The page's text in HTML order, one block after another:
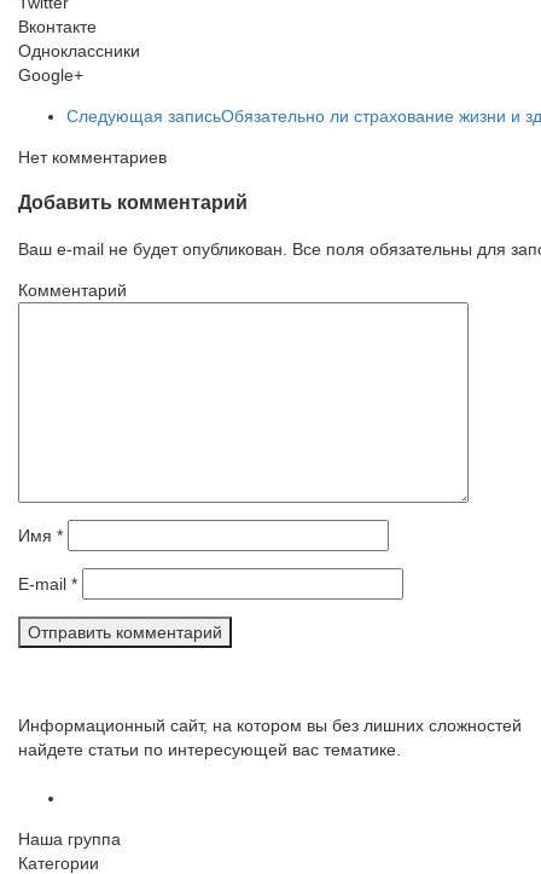
Вконтакте
Одноклассники
Google+
Следующая записьОбязательно ли страхование жизни и
Нет комментариев
Добавить комментарий
Ваш e-mail не будет опубликован. Все поля обязательны для
Комментарий
Имя *
E-mail *
Информационный сайт, на котором вы без лишних сложностей
найдете статьи по интересующей вас тематике.
Наша группа
Категории